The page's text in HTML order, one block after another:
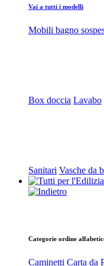
Vai a tutti i modelli
Mobili bagno
Box doccia Lavabo
Sanitari Vasche da
Categorie ordine
Caminetti Carta da